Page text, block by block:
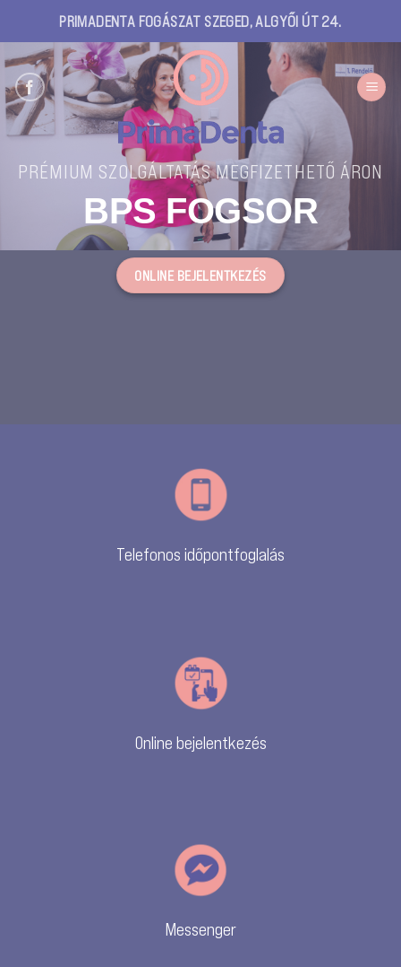
content
PRIMADENTA FOGÁSZAT SZEGED, ALGYŐI ÚT 24.
PRÉMIUM SZOLGÁLTATÁS MEGFIZETHETŐ ÁRON
BPS FOGSOR
ONLINE BEJELENTKEZÉS
Telefonos időpontfoglalás
Online bejelentkezés
Messenger